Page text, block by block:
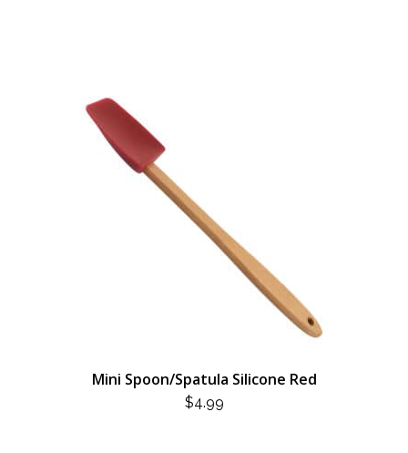
Mini Spoon/Spatula Silicone Red
$4.99